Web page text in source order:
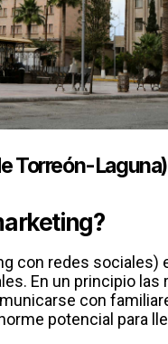
Torreón-Laguna)
con redes sociales)
En un principio
con
potencial para